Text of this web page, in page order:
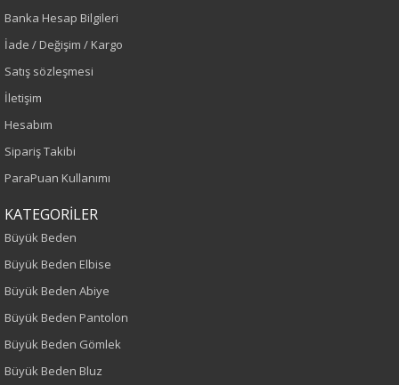
Banka Hesap Bilgileri
İade / Değişim / Kargo
Satış sözleşmesi
İletişim
Hesabım
Sipariş Takibi
ParaPuan Kullanımı
KATEGORİLER
Büyük Beden
Büyük Beden Elbise
Büyük Beden Abiye
Büyük Beden Pantolon
Büyük Beden Gömlek
Büyük Beden Bluz